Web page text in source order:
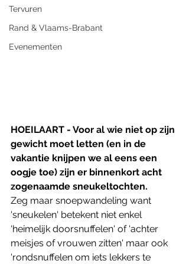
Tervuren
Rand & Vlaams-Brabant
Evenementen
HOEILAART - Voor al wie niet op zijn
gewicht moet letten (en in de
vakantie knijpen we al eens een
oogje toe) zijn er binnenkort acht
zogenaamde sneukeltochten.
Zeg maar snoepwandeling want
'sneukelen' betekent niet enkel
'heimelijk doorsnuffelen' of 'achter
meisjes of vrouwen zitten' maar ook
'rondsnuffelen om iets lekkers te